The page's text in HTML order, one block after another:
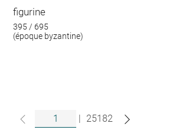
figurine
395 / 695
(époque byzantine)
| 25182